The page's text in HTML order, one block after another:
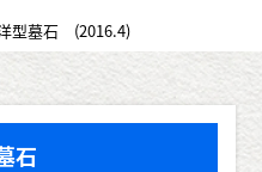
】洋型墓石 (2016.4)
石